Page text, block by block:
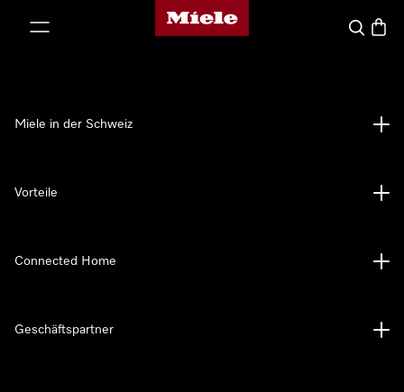
Miele-Homepage
Suche
Miele in der Schweiz
Vorteile
Connected Home
Geschäftspartner